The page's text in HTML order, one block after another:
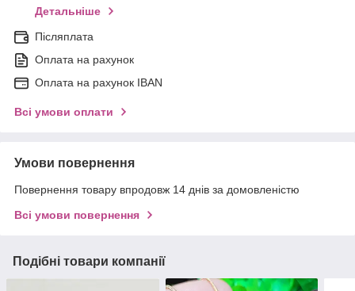
Детальніше
Післяплата
Оплата на рахунок
Оплата на рахунок IBAN
Всі умови оплати
Умови повернення
Повернення товару впродовж 14 днів за домовленістю
Всі умови повернення
Подібні товари компанії